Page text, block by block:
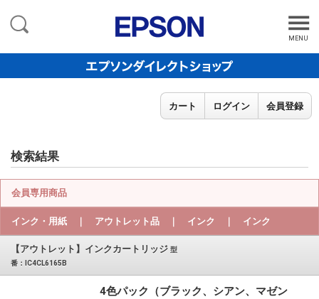
MENU
カート ログイン 会員登録
検索結果
会員専用商品
インク・用紙 ｜ アウトレット品 ｜ インク ｜ インク
【アウトレット】インクカートリッジ 型
番：IC4CL6165B
4色パック（ブラック、シアン、マゼン